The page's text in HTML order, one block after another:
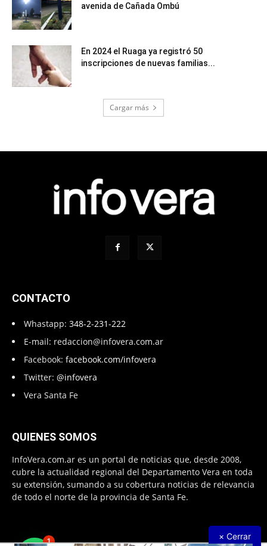
avenida de Cañada Ombú
En 2024 el Ruaga ya registró 50
inscripciones de nuevas familias...
Cargar más
CONTACTO
Whastapp: 348-2-231-222
E-mail: redaccion@infovera.com.ar
Facebook: facebook.com/infovera
Twitter: @infovera
Vera Santa Fe
QUIENES SOMOS
InfoVera.com.ar es un portal de noticias que, desde 2008,
cubre la actualidad regional del Departamento Vera en toda
su extensión, sumando a su cobertura noticias de relevancia
de todo el norte de la provincia de Santa Fe.
× Cerrar
1